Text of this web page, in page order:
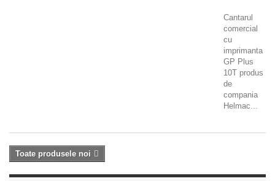
Cantarul
comercial
cu
imprimanta
GP Plus
10T produs
de
compania
Helmac...
Toate produsele noi